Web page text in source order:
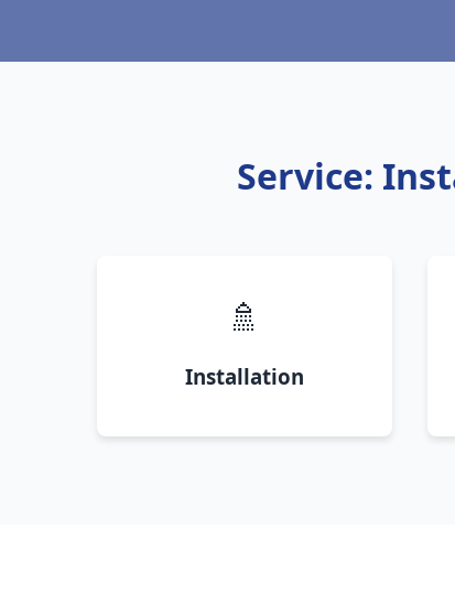
Service:
🚿
Installation